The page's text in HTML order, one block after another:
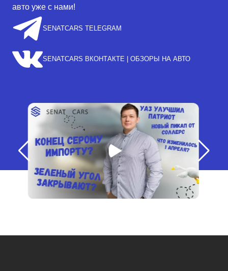
авто уже с нами!
SENATCARS TELEGRAM
SENATCARS ВКОНТАКТЕ | ОБЗОРЫ НА АВТО